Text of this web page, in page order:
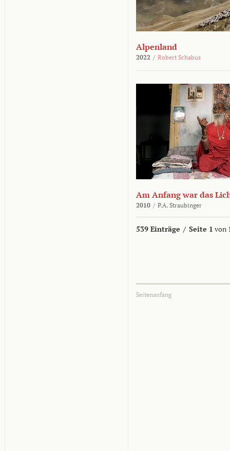
Alpenland
2022 / Robert Schabus
Am Anfang war das
2010 / P.A. Straubinger
539 Einträge / Seite 1 von
Seitenanfang